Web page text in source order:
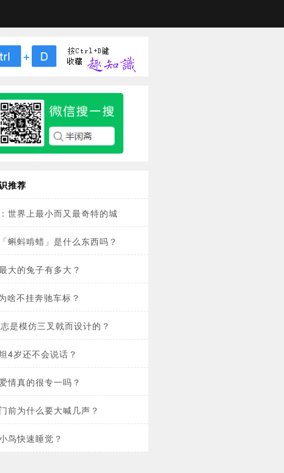
推荐
世界上最小而又最奇特的城
蝌蚪啃蜡」是什么东西吗？
大的兔子有多大？
啥不挂奔驰车标？
是模仿三叉戟而设计的？
4岁还不会说话？
情真的很专一吗？
前为什么要大喊几声？
鸟快速睡觉？